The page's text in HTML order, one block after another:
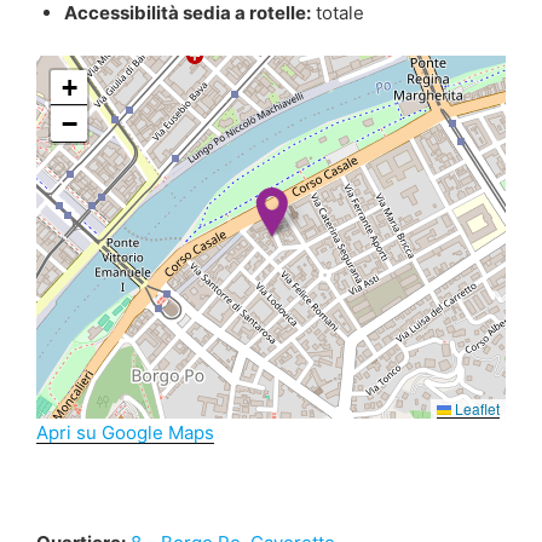
Accessibilità sedia a rotelle:totale
+
−
Leaflet
Apri su Google Maps